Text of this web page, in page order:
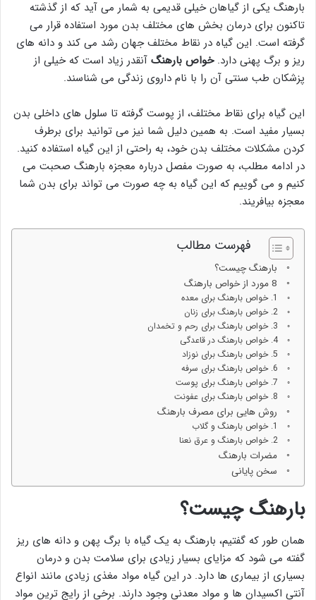
بارهنگ یکی از گیاهان خیلی قدیمی به شمار می آید که از گذشته
تاکنون برای درمان بخش های مختلف بدن مورد استفاده قرار می
گرفته است. این گیاه در نقاط مختلف جهان رشد می کند و دانه های
ریز و برگ پهنی دارد.خواص بارهنگ آنقدر زیاد است که خیلی از
پزشکان طب سنتی آن را با نام داروی زندگی می شناسند.
این گیاه برای نقاط مختلف، از پوست گرفته تا سلول های داخلی بدن
بسیار مفید است. به همین دلیل شما نیز می توانید برای برطرف
کردن مشکلات مختلف بدن خود، به راحتی از این گیاه استفاده کنید.
در ادامه مطلب، به صورت مفصل درباره معجزه بارهنگ صحبت می
کنیم و می گوییم که این گیاه به چه صورت می تواند برای بدن شما
معجزه بیافریند.
فهرست مطالب
بارهنگ چیست؟
8 مورد از خواص بارهنگ
1. خواص بارهنگ برای معده
2. خواص بارهنگ برای زنان
3. خواص بارهنگ برای رحم و تخمدان
4. خواص بارهنگ در قاعدگی
5. خواص بارهنگ برای نوزاد
6. خواص بارهنگ برای سرفه
7. خواص بارهنگ برای پوست
8. خواص بارهنگ برای عفونت
روش هایی برای مصرف بارهنگ
1. خواص بارهنگ و گلاب
2. خواص بارهنگ و عرق نعنا
مضرات بارهنگ
سخن پایانی
بارهنگ چیست؟
همان طور که گفتیم، بارهنگ به یک گیاه با برگ پهن و دانه های ریز
گفته می شود که مزایای بسیار زیادی برای سلامت بدن و درمان
بسیاری از بیماری ها دارد. در این گیاه مواد مغذی زیادی مانند انواع
آنتی اکسیدان ها و مواد معدنی وجود دارند. برخی از رایج ترین مواد